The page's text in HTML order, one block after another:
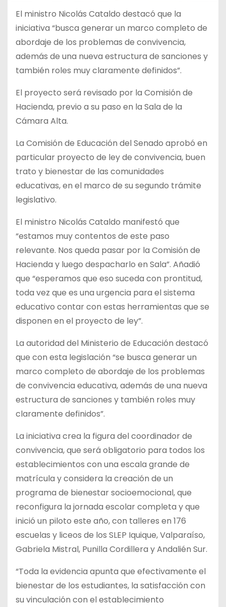
El ministro Nicolás Cataldo destacó que la
iniciativa “busca generar un marco completo de
abordaje de los problemas de convivencia,
además de una nueva estructura de sanciones y
también roles muy claramente definidos”.
El proyecto será revisado por la Comisión de
Hacienda, previo a su paso en la Sala de la
Cámara Alta.
La Comisión de Educación del Senado aprobó en
particular proyecto de ley de convivencia, buen
trato y bienestar de las comunidades
educativas, en el marco de su segundo trámite
legislativo.
El ministro Nicolás Cataldo manifestó que
“estamos muy contentos de este paso
relevante. Nos queda pasar por la Comisión de
Hacienda y luego despacharlo en Sala”. Añadió
que “esperamos que eso suceda con prontitud,
toda vez que es una urgencia para el sistema
educativo contar con estas herramientas que se
disponen en el proyecto de ley”.
La autoridad del Ministerio de Educación destacó
que con esta legislación “se busca generar un
marco completo de abordaje de los problemas
de convivencia educativa, además de una nueva
estructura de sanciones y también roles muy
claramente definidos”.
La iniciativa crea la figura del coordinador de
convivencia, que será obligatorio para todos los
establecimientos con una escala grande de
matrícula y considera la creación de un
programa de bienestar socioemocional, que
reconfigura la jornada escolar completa y que
inició un piloto este año, con talleres en 176
escuelas y liceos de los SLEP Iquique, Valparaíso,
Gabriela Mistral, Punilla Cordillera y Andalién Sur.
“Toda la evidencia apunta que efectivamente el
bienestar de los estudiantes, la satisfacción con
su vinculación con el establecimiento